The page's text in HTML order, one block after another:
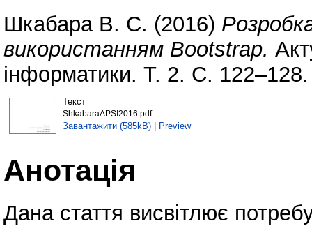
Шкабара В. С. (2016)
використанням Bootstrap.
інформатики. Т. 2. С. 122–128.
Текст
ShkabaraAPSI2016.pdf
Завантажити (585kB)| Preview
Анотація
Дана стаття висвітлює